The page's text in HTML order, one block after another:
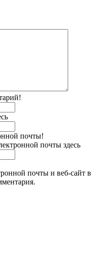
почты!
почты здесь
почты и веб-сайт в